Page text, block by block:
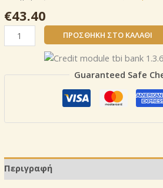
€43.40
ΣΥΛΛΟΓΗ
ΤΑΠΕΤΣΑΡΙΩΝ
«ΠΡΑΣΙΝΟ»
AS
ποσότητα
ΠΡΟΣΘΉΚΗ ΣΤΟ ΚΑΛΆΘΙ
Guaranteed Safe
Περιγραφή